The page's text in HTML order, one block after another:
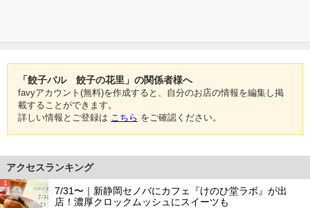
「餃子バル 餃子の花里」の関係者様へ
favyアカウント(無料)を作成すると、自分のお店の情報を編集し掲
載することができます。
詳しい情報とご登録は こちら をご確認ください。
アクセスランキング
1
7/31〜｜新静岡セノバにカフェ『けのひ堂ラボ』が出
店！濃厚クロックムッシュにスイーツも